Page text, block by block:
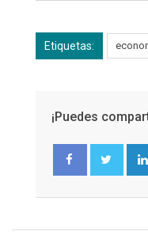
Etiquetas:
¡Puedes